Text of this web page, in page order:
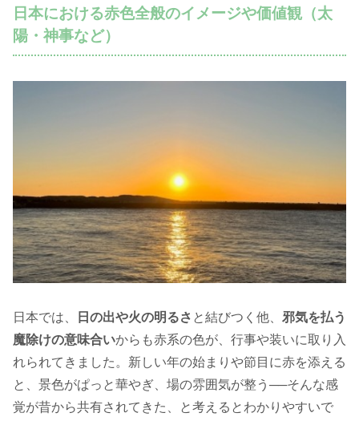
日本における赤色全般のイメージや価値観（太
陽・神事など）
日本では、 日の出や火の明るさ と結びつく他、 邪気を払う
魔除けの意味合いからも赤系の色が、行事や装いに取り入
れられてきました。新しい年の始まりや節目に赤を添える
と、景色がぱっと華やぎ、場の雰囲気が整う──そんな感
覚が昔から共有されてきた、と考えるとわかりやすいで